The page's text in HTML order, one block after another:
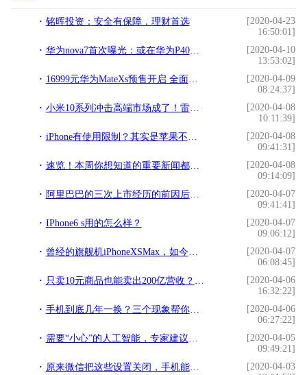
铭晖投资：安全有保障，理财首选
[2020-04-23
16:50:01]
华为nova7首次曝光：或在华为P40之后四月初发布
[2020-04-10
13:53:02]
16999元华为MateXs预售开启 全面升级彰显实力
[2020-04-09
08:24:37]
小米10系列冲击高端市场成了！雷军：不惜代价追求极致体验
[2020-04-08
10:11:39]
iPhone有使用限制？其实是苹果不允许电影里的坏人用iPhone
[2020-04-08
09:41:31]
速览！本周你想知道的重要新闻都在这了
[2020-04-08
09:14:09]
阿里巴巴的三次上市经历的前因后果，你知道吗？
[2020-04-07
09:41:41]
IPhone6 s用的怎么样？
[2020-04-07
09:06:12]
曾经的旗舰机iPhoneXSMax，如今值得入手吗？买之前先看这三点
[2020-04-07
06:08:45]
只卖10元商品也能卖出200亿营收？究竟如何做到
[2020-04-06
16:32:22]
手机到底几年一换？三个现象帮你把握时机
[2020-04-06
06:27:22]
需要“小心”的人工智能，专家建议，不要把AI精灵放在卧室
[2020-04-05
09:49:21]
原来微信把这些设置关闭，手机能清理大量内存，你不会不知道吧
[2020-04-03